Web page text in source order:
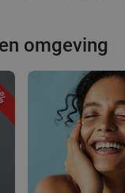
omgeving